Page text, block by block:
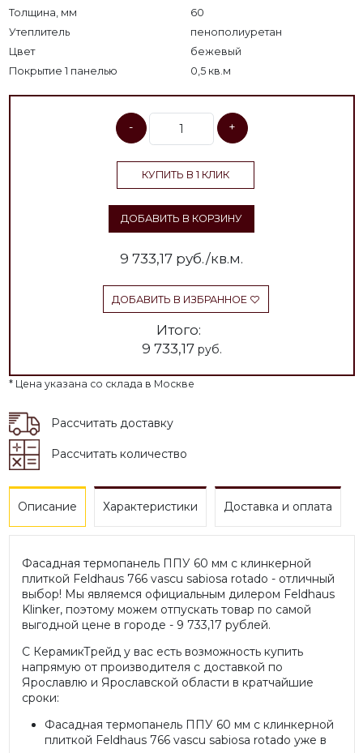
Толщина, мм
60
Утеплитель
пенополиуретан
Цвет
бежевый
Покрытие 1 панелью
0,5 кв.м
- +
КУПИТЬ В 1 КЛИК
ДОБАВИТЬ В КОРЗИНУ
9 733,17руб./кв.м.
ДОБАВИТЬ В ИЗБРАННОЕ
Итого:
9 733,17руб.
* Цена указана со склада в Москве
Рассчитать доставку
Рассчитать количество
Описание Характеристики Доставка и оплата
Фасадная термопанель ППУ 60 мм с клинкерной
плиткой Feldhaus 766 vascu sabiosa rotado - отличный
выбор! Мы являемся официальным дилером Feldhaus
Klinker, поэтому можем отпускать товар по самой
выгодной цене в городе - 9 733,17 рублей.
С КерамикТрейд у вас есть возможность купить
напрямую от производителя с доставкой по
Ярославлю и Ярославской области в кратчайшие
сроки:
Фасадная термопанель ППУ 60 мм с клинкерной
плиткой Feldhaus 766 vascu sabiosa rotado уже в